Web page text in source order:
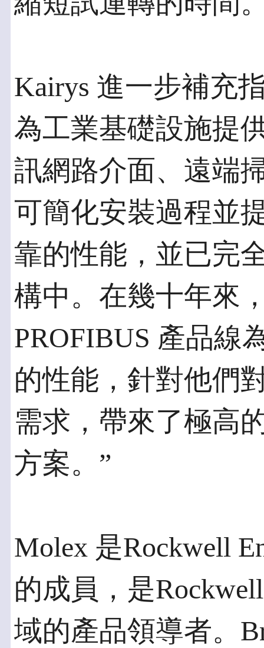
Kairys 進一步補充
為工業基礎設施提
訊網路介面、遠端
可簡化安裝過程並
靠的性能，並已完
構中。在幾十年來
PROFIBUS 產品線
的性能，針對他們
需求，帶來了極高
方案。”
Molex 是Rockwell
的成員，是
域的產品領導者。